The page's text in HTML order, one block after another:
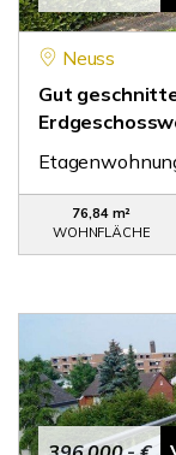
Neuss
Gut
76,84 m²
WOHNFLÄCHE